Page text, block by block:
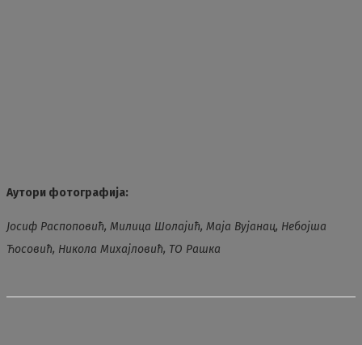
Аутори фотографија:
Јосиф Распоповић, Милица Шолајић, Маја Вујанац, Небојша
Ћосовић, Никола Михајловић, ТО Рашка